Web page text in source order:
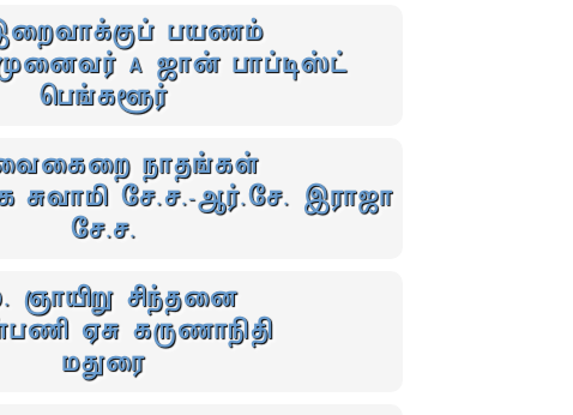
பயணம்
A ஜான் பாப்டிஸ்ட்
பெங்களூர்
நாதங்கள்
சுவாமி சே.ச.-ஆர்.சே. இராஜா
சே.ச.
ஞாயிறு சிந்தனை
ஏசு கருணாநிதி
மதுரை